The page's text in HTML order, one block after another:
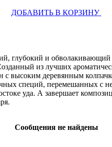
ДОБАВИТЬ В КОРЗИНУ
глубокий и
из лучших
высоким деревянным
специй, перемешанных с
уда. А завершает
Сообщения не найдены